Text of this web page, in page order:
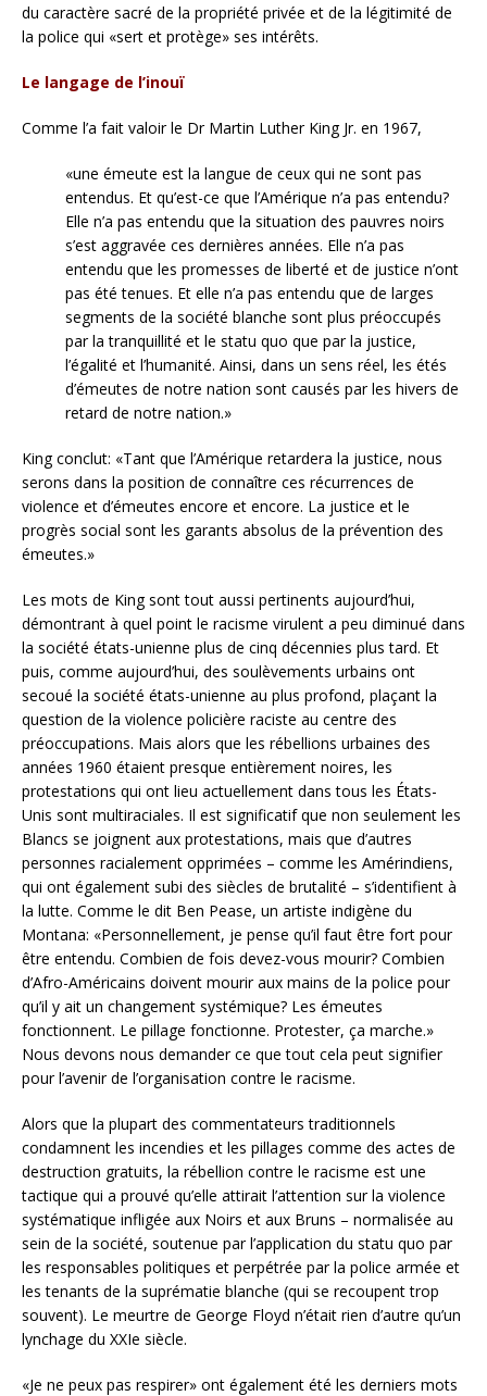
du caractère sacré de la propriété privée et de la légitimité de
la police qui «sert et protège» ses intérêts.
Le langage de l’inouï
Comme l’a fait valoir le Dr Martin Luther King Jr. en 1967,
«une émeute est la langue de ceux qui ne sont pas
entendus. Et qu’est-ce que l’Amérique n’a pas entendu?
Elle n’a pas entendu que la situation des pauvres noirs
s’est aggravée ces dernières années. Elle n’a pas
entendu que les promesses de liberté et de justice n’ont
pas été tenues. Et elle n’a pas entendu que de larges
segments de la société blanche sont plus préoccupés
par la tranquillité et le statu quo que par la justice,
l’égalité et l’humanité. Ainsi, dans un sens réel, les étés
d’émeutes de notre nation sont causés par les hivers de
retard de notre nation.»
King conclut: «Tant que l’Amérique retardera la justice, nous
serons dans la position de connaître ces récurrences de
violence et d’émeutes encore et encore. La justice et le
progrès social sont les garants absolus de la prévention des
émeutes.»
Les mots de King sont tout aussi pertinents aujourd’hui,
démontrant à quel point le racisme virulent a peu diminué dans
la société états-unienne plus de cinq décennies plus tard. Et
puis, comme aujourd’hui, des soulèvements urbains ont
secoué la société états-unienne au plus profond, plaçant la
question de la violence policière raciste au centre des
préoccupations. Mais alors que les rébellions urbaines des
années 1960 étaient presque entièrement noires, les
protestations qui ont lieu actuellement dans tous les États-
Unis sont multiraciales. Il est significatif que non seulement les
Blancs se joignent aux protestations, mais que d’autres
personnes racialement opprimées – comme les Amérindiens,
qui ont également subi des siècles de brutalité – s’identifient à
la lutte. Comme le dit Ben Pease, un artiste indigène du
Montana: «Personnellement, je pense qu’il faut être fort pour
être entendu. Combien de fois devez-vous mourir? Combien
d’Afro-Américains doivent mourir aux mains de la police pour
qu’il y ait un changement systémique? Les émeutes
fonctionnent. Le pillage fonctionne. Protester, ça marche.»
Nous devons nous demander ce que tout cela peut signifier
pour l’avenir de l’organisation contre le racisme.
Alors que la plupart des commentateurs traditionnels
condamnent les incendies et les pillages comme des actes de
destruction gratuits, la rébellion contre le racisme est une
tactique qui a prouvé qu’elle attirait l’attention sur la violence
systématique infligée aux Noirs et aux Bruns – normalisée au
sein de la société, soutenue par l’application du statu quo par
les responsables politiques et perpétrée par la police armée et
les tenants de la suprématie blanche (qui se recoupent trop
souvent). Le meurtre de George Floyd n’était rien d’autre qu’un
lynchage du XXIe siècle.
«Je ne peux pas respirer» ont également été les derniers mots